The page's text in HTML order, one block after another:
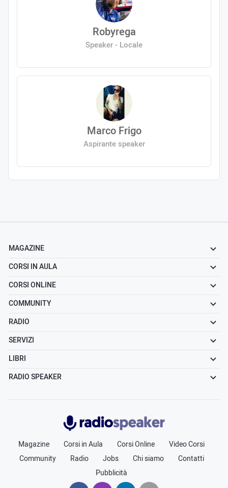
Robyrega
Speaker - Locale
Marco Frigo
Aspirante speaker
MAGAZINE
CORSI IN AULA
CORSI ONLINE
COMMUNITY
RADIO
SERVIZI
LIBRI
RADIO SPEAKER
Radiospeaker.it
Magazine Corsi in Aula Corsi Online
Video Corsi
Community
Radio Jobs Chi siamo
Contatti
Pubblicità